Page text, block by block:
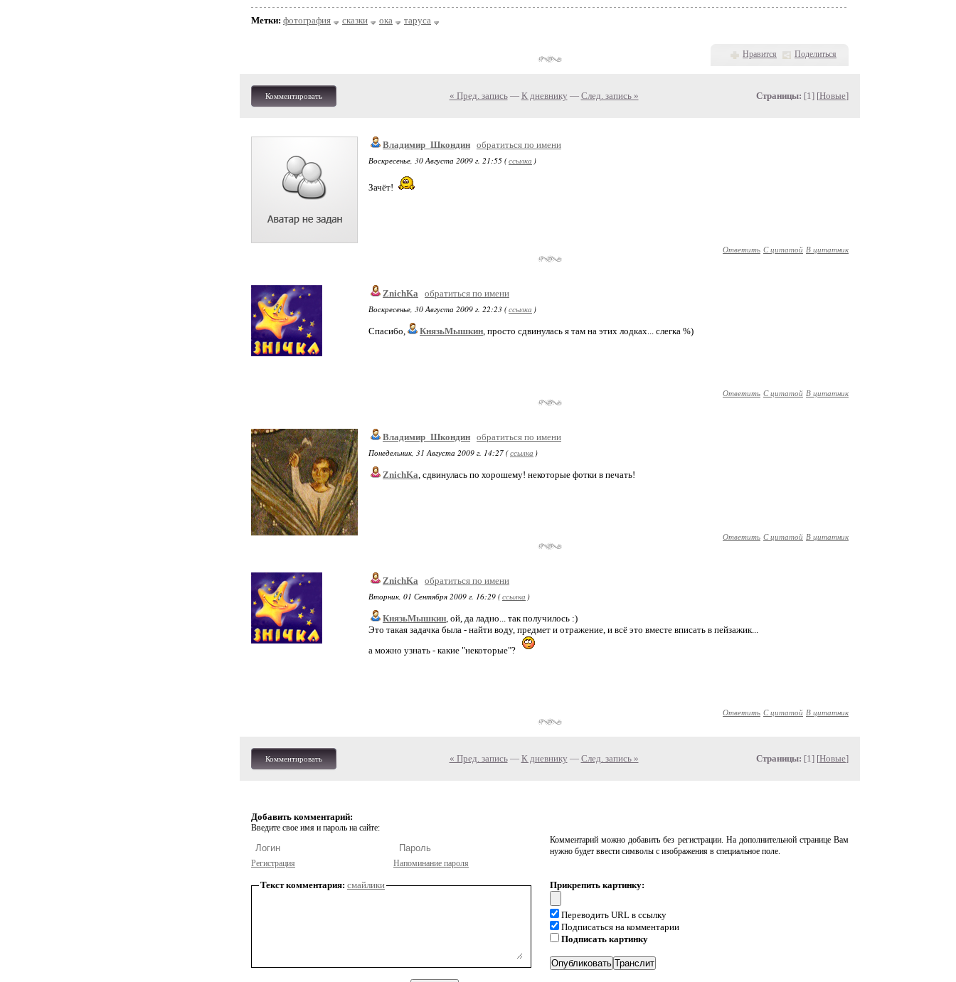
Метки: фотография сказки ока таруса
Нравится Поделиться
Комментировать « Пред. запись— К дневнику — След. запись » Страницы: [1] [Новые]
Владимир_Шкондин обратиться по имени
Воскресенье, 30 Августа 2009 г. 21:55 (ссылка )
Зачёт!
Ответить С цитатой В цитатник
ZnichKa
обратиться по имени
Воскресенье, 30 Августа 2009 г. 22:23 (ссылка )
Спасибо, КнязьМышкин, просто сдвинулась я там на этих лодках... слегка %)
Ответить С цитатой В цитатник
Владимир_Шкондин обратиться по имени
Понедельник, 31 Августа 2009 г. 14:27 (ссылка )
ZnichKa, сдвинулась по хорошему! некоторые фотки в печать!
Ответить С цитатой В цитатник
ZnichKa
обратиться по имени
Вторник, 01 Сентября 2009 г. 16:29 (ссылка )
КнязьМышкин, ой, да ладно... так получилось :)
Это такая задачка была - найти воду, предмет и отражение, и всё это вместе вписать в пейзажик...
а можно узнать - какие "некоторые"?
Ответить С цитатой В цитатник
Комментировать « Пред. запись— К дневнику — След. запись » Страницы: [1] [Новые]
Добавить комментарий:
Введите свое имя и пароль на сайте:
Регистрация Напоминание пароля
Комментарий можно добавить без регистрации. На дополнительной странице Вам
нужно будет ввести символы с изображения в специальное поле.
Текст комментария: смайлики Прикрепить картинку:
Переводить URL в ссылку
Подписаться на комментарии
Подписать картинку